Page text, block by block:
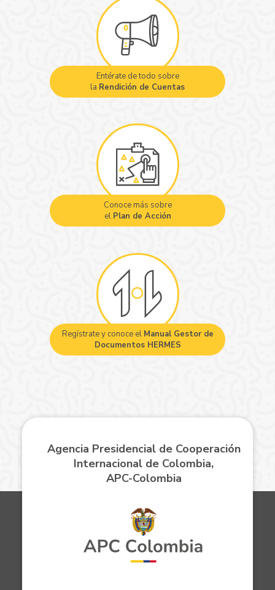
Entérate de todo sobre
la Rendición de Cuentas
Conoce más sobre
el Plan de Acción
Regístrate y conoce el Manual Gestor de
Documentos HERMES
Agencia Presidencial de Cooperación
Internacional de Colombia,
APC-Colombia